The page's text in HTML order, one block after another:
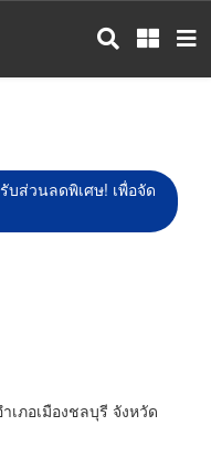
บส่วนลดพิเศษ! เพื่อจัด
ภอเมืองชลบุรี จังหวัด